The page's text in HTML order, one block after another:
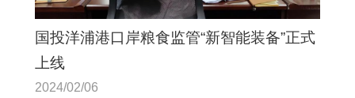
国投洋浦港口岸粮食监管“新智能装备”正式
上线
2024/02/06